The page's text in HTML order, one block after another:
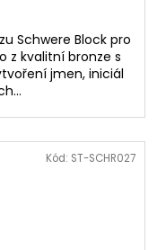
Schwere Block pro
z kvalitní bronze s
jmen, iniciál
Kód: ST-SCHR027